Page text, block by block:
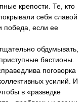
крепости. Те, кто
себя славой
победа, если ее
обдумывать,
бастионы.
поговорка
усилий. И
в «разведке